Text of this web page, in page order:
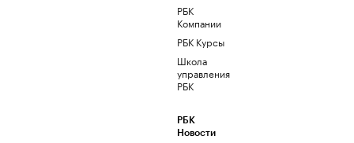
РБК
Компании
РБК Курсы
Школа
управления
РБК
РБК
Новости